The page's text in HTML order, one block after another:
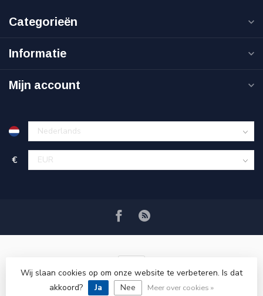
Categorieën
Informatie
Mijn account
€
© Copyright 2026 VRSPLUS
Wij slaan cookies op om onze website te verbeteren. Is dat
akkoord?
Ja Nee Meer over cookies »